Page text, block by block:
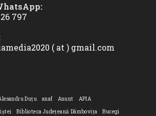
797
( at ) gmail.com
Duțu anaf Anunt
APIA
Biblioteca Județeană Dâmbovița
Bucegi